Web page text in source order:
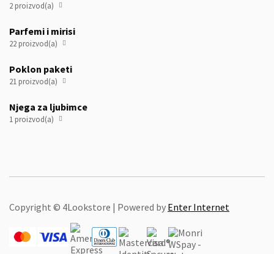
2 proizvod(a) 
Parfemi i mirisi
22 proizvod(a) 
Poklon paketi
21 proizvod(a) 
Njega za ljubimce
1 proizvod(a) 
Copyright © 4Lookstore | Powered by Enter Internet